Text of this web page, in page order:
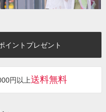
イントプレゼント
円以上送料無料